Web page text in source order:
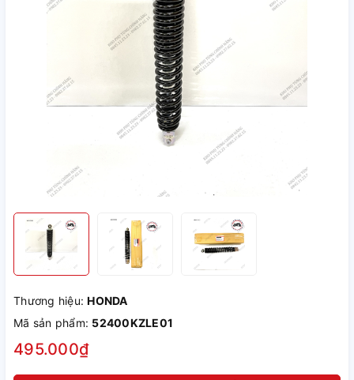
Thương hiệu:HONDA
Mã sản phẩm: 52400KZLE01
495.000₫